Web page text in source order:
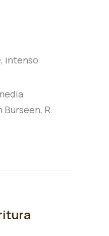
intenso
Burseen, R.